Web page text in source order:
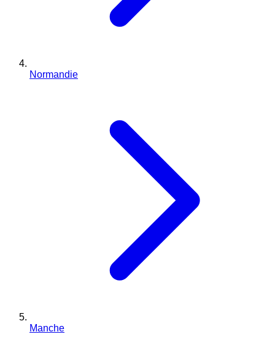
Normandie
Manche